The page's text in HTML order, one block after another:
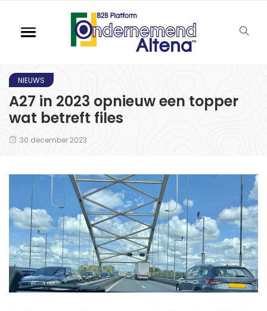
NIEUWS
A27 in 2023 opnieuw een topper
wat betreft files
30 december 2023